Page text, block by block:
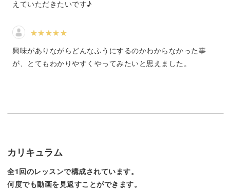
◆ナチュラルな雰囲気に仕上げるポイント
◆土の盛り方の工夫
◆植える場所によって異なる、苗を植える向き
◆全体的にバランス良く植えるコツ
作るための
多肉のレッスンを開催するだけでなく、寄せ植えやオリジ
えていただきたいです♪
興味がありながらどんなふうにするのかわからなかった事
が、とてもわかりやすくやってみたいと思えました。
カリキュラム
全1回のレッスンで構成されています。
何度でも動画を見返すことができます。